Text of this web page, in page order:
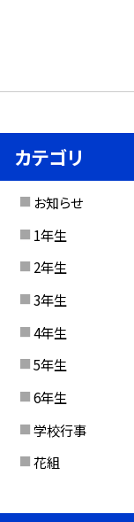
カテゴリ
お知らせ
1年生
2年生
3年生
4年生
5年生
6年生
学校行事
花組